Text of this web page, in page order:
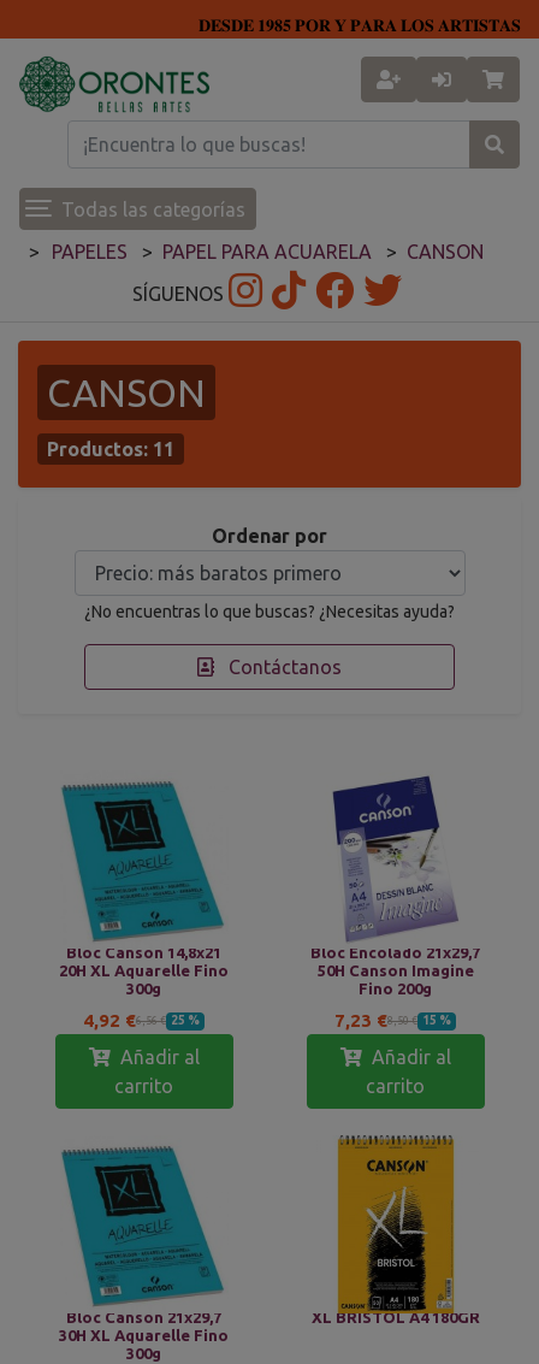
𝐃𝐄𝐒𝐃𝐄 𝟏𝟗𝟖𝟓 𝐏𝐎𝐑 𝐘 𝐏𝐀𝐑𝐀 𝐋𝐎𝐒 𝐀𝐑𝐓𝐈𝐒𝐓𝐀𝐒
Todas las categorías
PAPELES
PAPEL PARA ACUARELA
CANSON
SÍGUENOS
CANSON
Productos: 11
Ordenar por
¿No encuentras lo que buscas? ¿Necesitas ayuda?
Contáctanos
Bloc Canson 14,8x21
20H XL Aquarelle Fino
300g
4,92 €6,56 € 25 %
Añadir al
carrito
Bloc Encolado 21x29,7
50H Canson Imagine
Fino 200g
7,23 €8,50 € 15 %
Añadir al
carrito
Bloc Canson 21x29,7
30H XL Aquarelle Fino
300g
XL BRISTOL A4 180GR